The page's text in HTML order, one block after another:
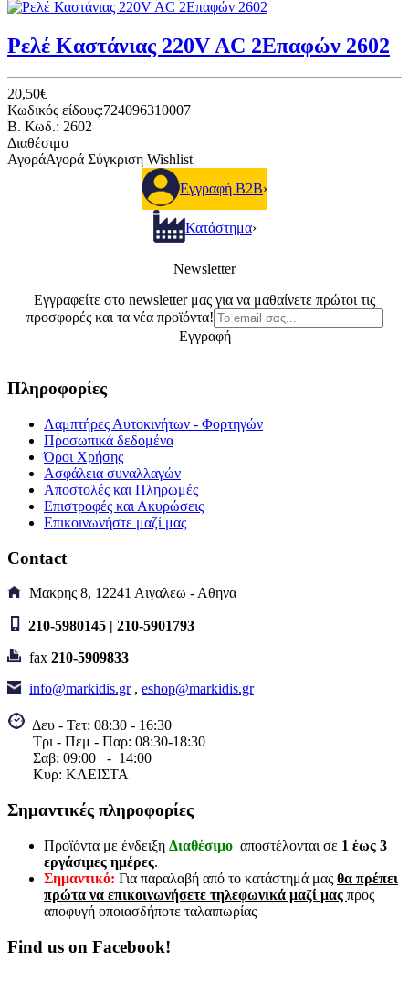
Ρελέ Καστάνιας 220V AC 2Επαφών 2602
20,50€
Κωδικός είδους:724096310007
B. Κωδ.: 2602
Διαθέσιμο
ΑγοράΑγορά Σύγκριση Wishlist
Εγγραφή B2B›
Κατάστημα›
Newsletter
Εγγραφείτε στο newsletter μας για να μαθαίνετε πρώτοι τις
προσφορές και τα νέα προϊόντα!
Εγγραφή
Πληροφορίες
Λαμπτήρες Αυτοκινήτων - Φορτηγών
Προσωπικά δεδομένα
Όροι Χρήσης
Ασφάλεια συναλλαγών
Αποστολές και Πληρωμές
Επιστροφές και Ακυρώσεις
Επικοινωνήστε μαζί μας
Contact
Μακρης 8, 12241 Αιγαλεω - Αθηνα
210-5980145 | 210-5901793
fax 210-5909833
info@markidis.gr, eshop@markidis.gr
Δευ - Τετ: 08:30 - 16:30
Τρι - Πεμ - Παρ: 08:30-18:30
Σαβ: 09:00 - 14:00
Κυρ: ΚΛΕΙΣΤΑ
Σημαντικές πληροφορίες
Προϊόντα με ένδειξη Διαθέσιμο αποστέλονται σε 1 έως 3
εργάσιμες ημέρες.
Σημαντικό: Για παραλαβή από το κατάστημά μας θα πρέπει
πρώτα να επικοινωνήσετε τηλεφωνικά μαζί μας προς
αποφυγή οποιασδήποτε ταλαιπωρίας
Find us on Facebook!